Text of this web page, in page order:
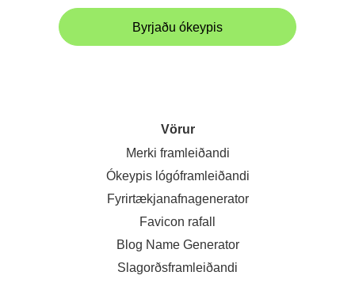
Byrjaðu ókeypis
Vörur
Merki framleiðandi
Ókeypis lógóframleiðandi
Fyrirtækjanafnagenerator
Favicon rafall
Blog Name Generator
Slagorðsframleiðandi